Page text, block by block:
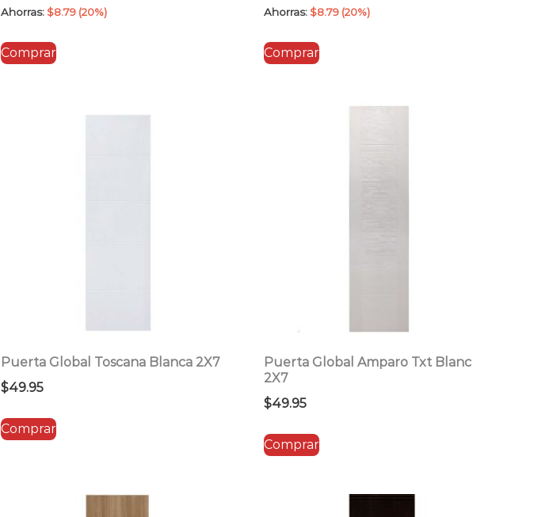
precio
era:
precio
Ahorras: $8.79 (20%)
Comprar
precio
era:
precio
Ahorras: $8.79 (20%)
Comprar
Puerta Global Toscana Blanca 2X7
$49.95
Comprar
Puerta Global Amparo Txt Blanc
2X7
$49.95
Comprar